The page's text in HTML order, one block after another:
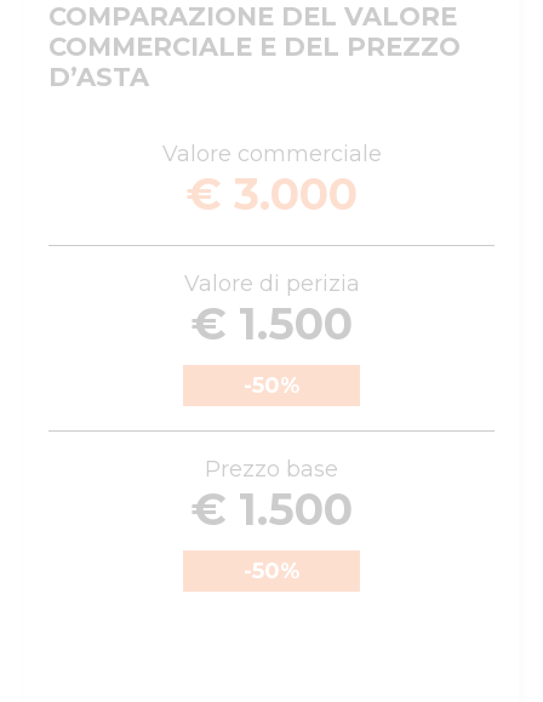
COMPARAZIONE DEL VALORE
COMMERCIALE E DEL PREZZO
D’ASTA
Valore commerciale
€ 3.000
Valore di perizia
€ 1.500
-50%
Prezzo base
€ 1.500
-50%